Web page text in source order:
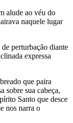
alude ao véu do
naquele lugar
perturbação diante
expressa
que paira
sobre sua cabeça,
Santo que desce
nos narra o